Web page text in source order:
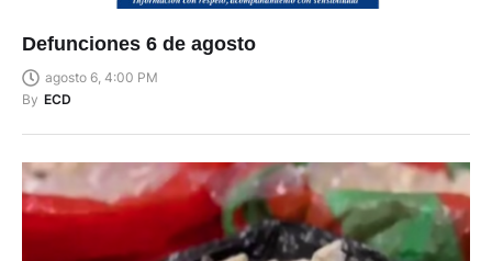
Defunciones 6 de agosto
agosto 6, 4:00 PM
By ECD